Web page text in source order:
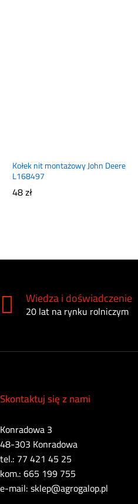
Kołek nit montażowy John Deere
L168497
48zł
Wiedza i doświadczenie
20 lat na rynku rolniczym
Skontaktuj się z nami
Konradowa 3
48-303 Konradowa
tel.: 77 421 45 25
kom.: 665 199 755
e-mail: sklep@agrogalop.pl